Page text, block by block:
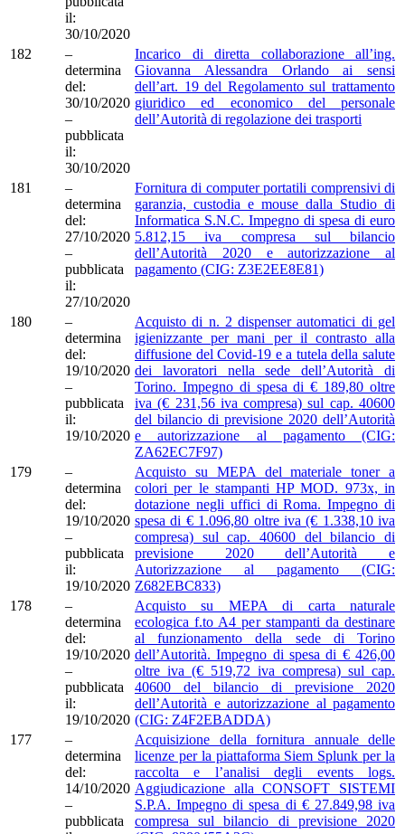
il:
30/10/2020
182
–
determina
del:
30/10/2020
–
pubblicata
il:
30/10/2020
Incarico di diretta collaborazione all’ing.
Giovanna Alessandra Orlando ai sensi
dell’art. 19 del Regolamento sul trattamento
giuridico ed economico del personale
dell’Autorità di regolazione dei trasporti
181
–
determina
del:
27/10/2020
–
pubblicata
il:
27/10/2020
Fornitura di computer portatili comprensivi di
garanzia, custodia e mouse dalla Studio di
Informatica S.N.C. Impegno di spesa di euro
5.812,15 iva compresa sul bilancio
dell’Autorità 2020 e autorizzazione al
pagamento (CIG: Z3E2EE8E81)
180
–
determina
del:
19/10/2020
–
pubblicata
il:
19/10/2020
Acquisto di n. 2 dispenser automatici di gel
igienizzante per mani per il contrasto alla
diffusione del Covid-19 e a tutela della salute
dei lavoratori nella sede dell’Autorità di
Torino. Impegno di spesa di € 189,80 oltre
iva (€ 231,56 iva compresa) sul cap. 40600
del bilancio di previsione 2020 dell’Autorità
e autorizzazione al pagamento (CIG:
ZA62EC7F97)
179
–
determina
del:
19/10/2020
–
pubblicata
il:
19/10/2020
Acquisto su MEPA del materiale toner a
colori per le stampanti HP MOD. 973x, in
dotazione negli uffici di Roma. Impegno di
spesa di € 1.096,80 oltre iva (€ 1.338,10 iva
compresa) sul cap. 40600 del bilancio di
previsione 2020 dell’Autorità e
Autorizzazione al pagamento (CIG:
Z682EBC833)
178
–
determina
del:
19/10/2020
–
pubblicata
il:
19/10/2020
Acquisto su MEPA di carta naturale
ecologica f.to A4 per stampanti da destinare
al funzionamento della sede di Torino
dell’Autorità. Impegno di spesa di € 426,00
oltre iva (€ 519,72 iva compresa) sul cap.
40600 del bilancio di previsione 2020
dell’Autorità e autorizzazione al pagamento
(CIG: Z4F2EBADDA)
177
–
determina
del:
14/10/2020
–
pubblicata
Acquisizione della fornitura annuale delle
licenze per la piattaforma Siem Splunk per la
raccolta e l’analisi degli events logs.
Aggiudicazione alla CONSOFT SISTEMI
S.P.A. Impegno di spesa di € 27.849,98 iva
compresa sul bilancio di previsione 2020